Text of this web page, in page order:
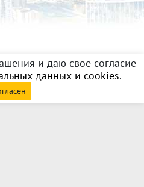
и даю своё согласие
данных и cookies.